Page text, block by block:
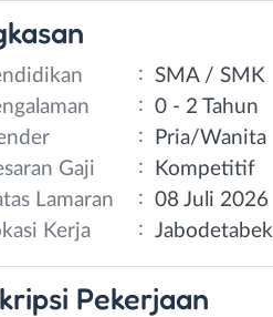
: SMA / SMK
: 0 - 2 Tahun
:
Pria/Wanita
Gaji
:
Kompetitif
Lamaran
: 08 Juli 2026
Kerja
: Jabodetabek
Pekerjaan